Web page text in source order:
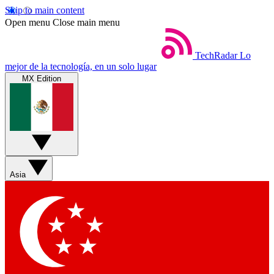
Skip to main content
Open menu Close main menu
TechRadar Lo
mejor de la tecnología, en un solo lugar
MX Edition
Asia